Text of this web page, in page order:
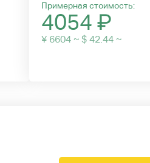
Примерная стоимость:
4054 ₽
¥ 6604 ~ $ 42.44 ~